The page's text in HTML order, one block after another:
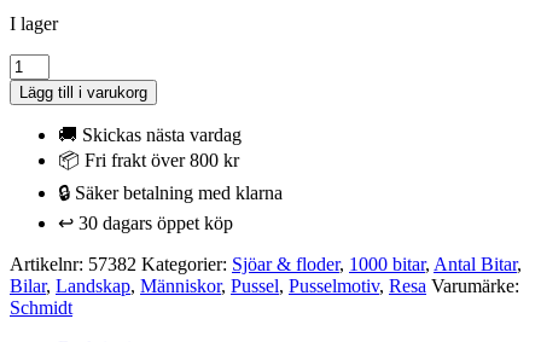
I lager
Schmidt
Pussel
-
Fred
1000
Lägg till i varukorg
🚚 Skickas nästa vardag
📦 Fri frakt över 800 kr
🔒 Säker betalning med klarna
↩️ 30 dagars öppet köp
Artikelnr: 57382 Kategorier: Sjöar & floder, 1000 bitar, Antal Bitar,
Bilar, Landskap, Människor, Pussel, Pusselmotiv, Resa Varumärke:
Schmidt